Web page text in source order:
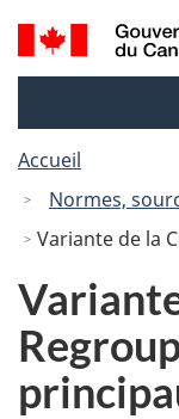
Recherche
et
Accueil
Normes,
Variante de la